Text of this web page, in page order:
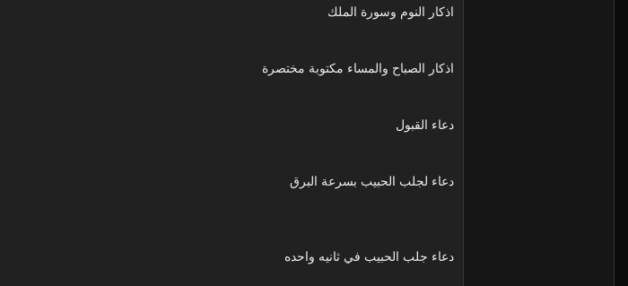
اذكار النوم وسورة الملك
اذكار الصباح والمساء مكتوبة مختصرة
دعاء القبول
دعاء لجلب الحبيب بسرعة البرق
دعاء جلب الحبيب في ثانيه واحده